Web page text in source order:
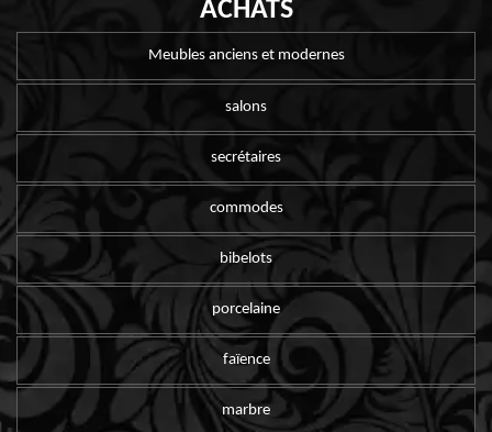
ACHATS
Meubles anciens et modernes
salons
secrétaires
commodes
bibelots
porcelaine
faïence
marbre